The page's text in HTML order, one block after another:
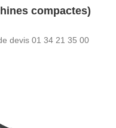
compactes)
devis 01 34 21 35 00